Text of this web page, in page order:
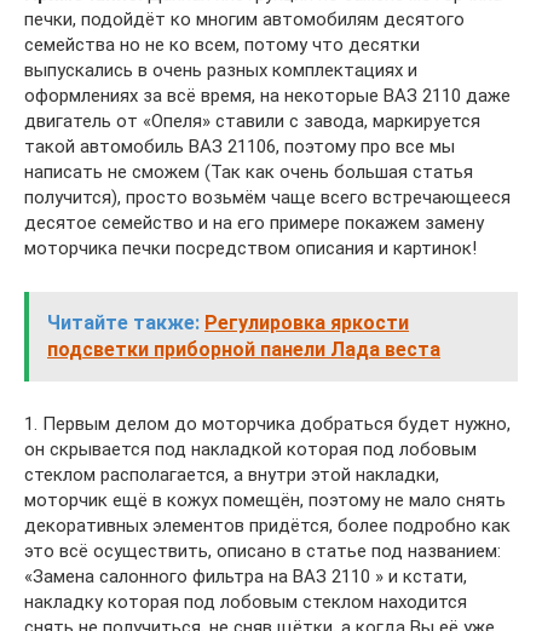
печки, подойдёт ко многим автомобилям десятого
семейства но не ко всем, потому что десятки
выпускались в очень разных комплектациях и
оформлениях за всё время, на некоторые ВАЗ 2110 даже
двигатель от «Опеля» ставили с завода, маркируется
такой автомобиль ВАЗ 21106, поэтому про все мы
написать не сможем (Так как очень большая статья
получится), просто возьмём чаще всего встречающееся
десятое семейство и на его примере покажем замену
моторчика печки посредством описания и картинок!
Читайте также: Регулировка яркости
подсветки приборной панели Лада веста
1. Первым делом до моторчика добраться будет нужно,
он скрывается под накладкой которая под лобовым
стеклом располагается, а внутри этой накладки,
моторчик ещё в кожух помещён, поэтому не мало снять
декоративных элементов придётся, более подробно как
это всё осуществить, описано в статье под названием:
«Замена салонного фильтра на ВАЗ 2110 » и кстати,
накладку которая под лобовым стеклом находится